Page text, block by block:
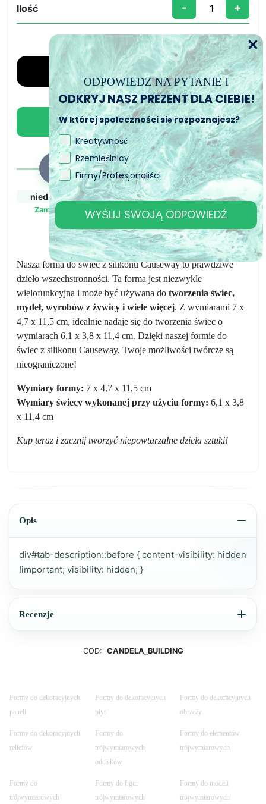
Ilość
ilość
świec
silikonu
CandleMold
- +
Dodaj do koszyka
niedz., 9. sie
Zamówiony
pon., 10. sie - wt.,
11. sie
Zamówienie wysłane
wt., 11. sie - czw.,
13. sie
dostawy
Nasza forma do świec z silikonu Causeway to prawdziwe
dzieło wszechstronności. Ta forma jest niezwykle
wielofunkcyjna i może być używana do tworzenia świec,
mydeł, wyrobów z żywicy i wiele więcej. Z wymiarami 7 x
4,7 x 11,5 cm, idealnie nadaje się do tworzenia świec o
wymiarach 6,1 x 3,8 x 11,4 cm. Dzięki naszej formie do
świec z silikonu Causeway, Twoje możliwości twórcze są
nieograniczone!
Wymiary formy: 7 x 4,7 x 11,5 cm
Wymiary świecy wykonanej przy użyciu formy: 6,1 x 3,8
x 11,4 cm
Kup teraz i zacznij tworzyć niepowtarzalne dzieła sztuki!
Opis
div#tab-description::before { content-visibility: hidden
!important; visibility: hidden; }
Recenzje
COD: CANDELA_BUILDING
Formy do dekoracyjnych
paneli
Formy do dekoracyjnych
płyt
Formy do dekoracyjnych
obrzeży
Formy do dekoracyjnych
reliefów
Formy do
trójwymiarowych
odcisków
Formy do elementów
trójwymiarowych
Formy do
trójwymiarowych
Formy do figur
trójwymiarowych
Formy do modeli
trójwymiarowych
ODPOWIEDZ NA PYTANIE I
ODKRYJ NASZ PREZENT DLA CIEBIE!
W której społeczności się rozpoznajesz?
Kreatywność
Rzemieślnicy
Firmy/Profesjonaliści
WYŚLIJ SWOJĄ ODPOWIEDŹ